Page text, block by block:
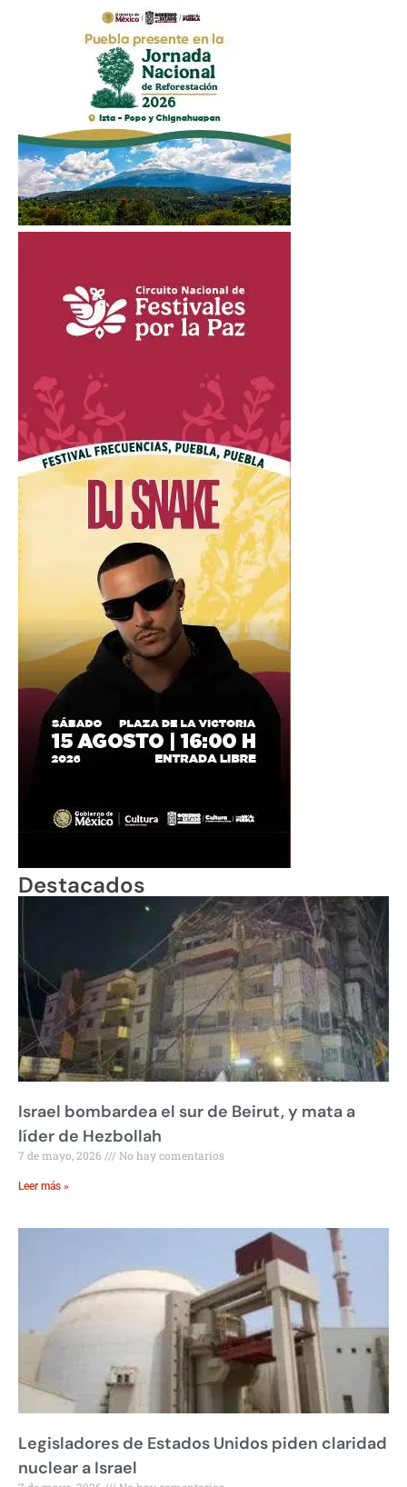
Destacados
Israel bombardea el sur de Beirut, y mata a
líder de Hezbollah
7 de mayo, 2026 No hay comentarios
Leer más »
Legisladores de Estados Unidos piden claridad
nuclear a Israel